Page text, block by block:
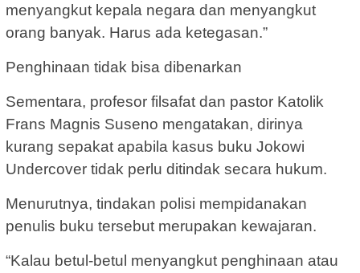
menyangkut kepala negara dan menyangkut
orang banyak. Harus ada ketegasan.”
Penghinaan tidak bisa dibenarkan
Sementara, profesor filsafat dan pastor Katolik
Frans Magnis Suseno mengatakan, dirinya
kurang sepakat apabila kasus buku Jokowi
Undercover tidak perlu ditindak secara hukum.
Menurutnya, tindakan polisi mempidanakan
penulis buku tersebut merupakan kewajaran.
“Kalau betul-betul menyangkut penghinaan atau